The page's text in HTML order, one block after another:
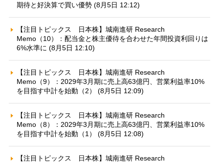
期待と好決算で買い優勢 (8月5日 12:12)
【注目トピックス 日本株】城南進研 Research
Memo（10）：配当金と株主優待を合わせた年間投資利回りは
6%水準に (8月5日 12:10)
【注目トピックス 日本株】城南進研 Research
Memo（9）：2029年3月期に売上高63億円、営業利益率10%
を目指す中計を始動（2） (8月5日 12:09)
【注目トピックス 日本株】城南進研 Research
Memo（8）：2029年3月期に売上高63億円、営業利益率10%
を目指す中計を始動（1） (8月5日 12:08)
【注目トピックス 日本株】城南進研 Research